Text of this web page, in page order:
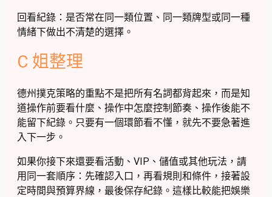
回看紀錄：是否常在同一類位置、同一類牌型或同一種
情緒下做出不清楚的選擇。
C 姐整理
德州撲克策略的重點不是把所有名詞都背起來，而是知
道操作前要看什麼、操作中怎麼控制節奏、操作後能不
能留下紀錄。只要有一個環節看不懂，就先不要急著進
入下一步。
如果你接下來還要看活動、VIP、儲值或其他玩法，請
用同一套順序：先確認入口，再看規則和條件，接著設
定時間與預算界線，最後保存紀錄。這樣比較能把娛樂